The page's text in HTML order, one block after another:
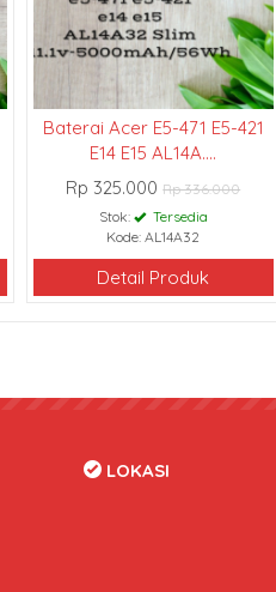
Baterai Acer E5-471 E5-421
E14 E15 AL14A....
Rp 325.000Rp 336.000
Stok:
Tersedia
Kode: AL14A32
Detail Produk
LOKASI